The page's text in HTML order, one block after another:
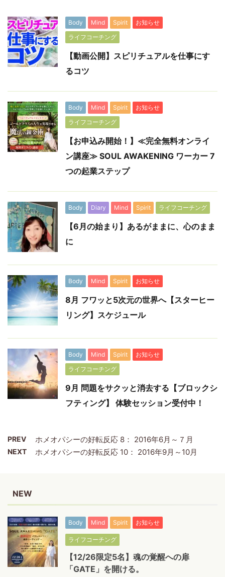
Body Mind Spirit
お知らせ
ライフコーチング
【動画公開】スピリチュアルを仕事にす
るコツ
Body Mind Spirit
お知らせ
ライフコーチング
【お申込み開始！】≪完全無料オンライ
ン講座≫ SOUL AWAKENING ワーカー 7
つの起業ステップ
Body Diary Mind Spirit ライフコーチング
【6月の始まり】あるがままに、心のまま
に
Body Mind Spirit お知らせ
8月 フワッと5次元の世界へ【スターヒー
リング】スケジュール
Body Mind Spirit
お知らせ
ライフコーチング
9月 問題をサクッと消去する【ブロックシ
フティング】 体験セッション受付中！
PREV ホメオパシーの好転反応 8： 2016年6月～７月
NEXT ホメオパシーの好転反応 10： 2016年9月～10月
NEW
Body Mind Spirit お知らせ
ライフコーチング
【12/26限定5名】魂の覚醒への扉
「GATE」を開ける。